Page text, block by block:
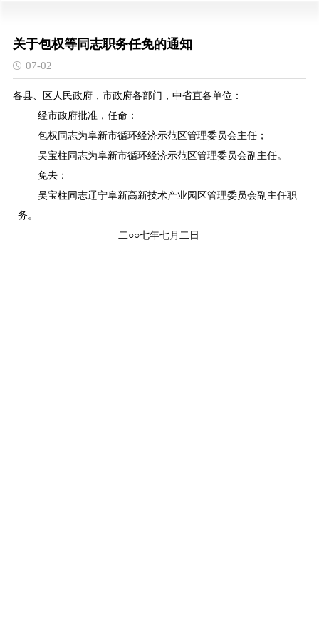
关于包权等同志职务任免的通知
07-02
各县、区人民政府，市政府各部门，中省直各单位：
经市政府批准，任命：
包权同志为阜新市循环经济示范区管理委员会主任；
吴宝柱同志为阜新市循环经济示范区管理委员会副主任。
免去：
吴宝柱同志辽宁阜新高新技术产业园区管理委员会副主任职
务。
二○○七年七月二日